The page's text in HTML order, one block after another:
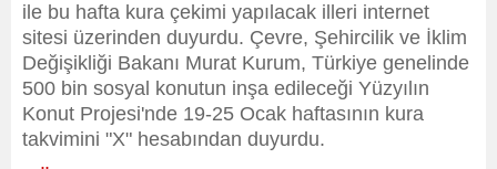
ile bu hafta kura çekimi yapılacak illeri internet
sitesi üzerinden duyurdu. Çevre, Şehircilik ve İklim
Değişikliği Bakanı Murat Kurum, Türkiye genelinde
500 bin sosyal konutun inşa edileceği Yüzyılın
Konut Projesi'nde 19-25 Ocak haftasının kura
takvimini "X" hesabından duyurdu.